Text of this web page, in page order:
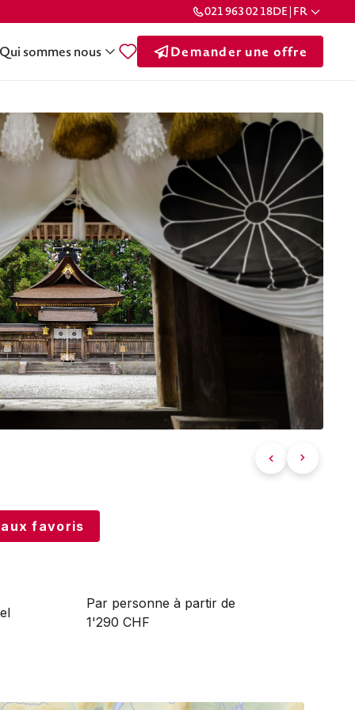
021 963 02 18DE | FR
sommes nous Demander une offre
favoris
Par personne à partir de
1'290 CHF